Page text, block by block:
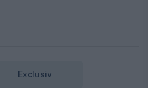
Exclusiv